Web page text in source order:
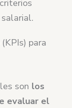
para
son los
evaluar el